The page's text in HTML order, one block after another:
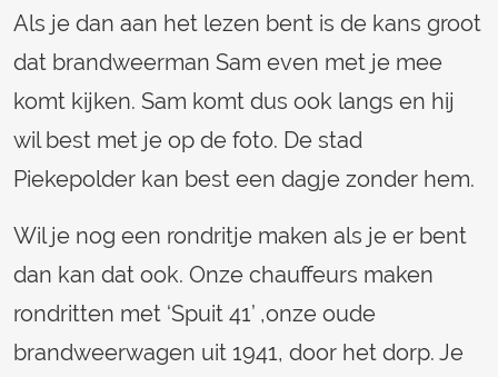
Als je dan aan het lezen bent is de kans groot
dat brandweerman Sam even met je mee
komt kijken. Sam komt dus ook langs en hij
wil best met je op de foto. De stad
Piekepolder kan best een dagje zonder hem.
Wil je nog een rondritje maken als je er bent
dan kan dat ook. Onze chauffeurs maken
rondritten met ‘Spuit 41’ ,onze oude
brandweerwagen uit 1941, door het dorp. Je